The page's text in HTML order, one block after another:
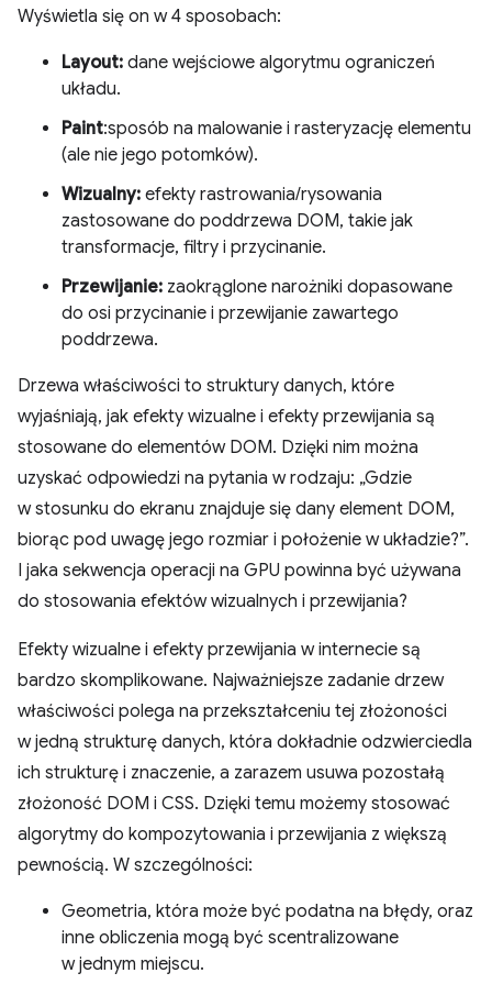
Wyświetla się on w 4 sposobach:
Layout: dane wejściowe algorytmu ograniczeń
układu.
Paint:sposób na malowanie i rasteryzację elementu
(ale nie jego potomków).
Wizualny: efekty rastrowania/rysowania
zastosowane do poddrzewa DOM, takie jak
transformacje, filtry i przycinanie.
Przewijanie: zaokrąglone narożniki dopasowane
do osi przycinanie i przewijanie zawartego
poddrzewa.
Drzewa właściwości to struktury danych, które
wyjaśniają, jak efekty wizualne i efekty przewijania są
stosowane do elementów DOM. Dzięki nim można
uzyskać odpowiedzi na pytania w rodzaju: „Gdzie
w stosunku do ekranu znajduje się dany element DOM,
biorąc pod uwagę jego rozmiar i położenie w układzie?”.
I jaka sekwencja operacji na GPU powinna być używana
do stosowania efektów wizualnych i przewijania?
Efekty wizualne i efekty przewijania w internecie są
bardzo skomplikowane. Najważniejsze zadanie drzew
właściwości polega na przekształceniu tej złożoności
w jedną strukturę danych, która dokładnie odzwierciedla
ich strukturę i znaczenie, a zarazem usuwa pozostałą
złożoność DOM i CSS. Dzięki temu możemy stosować
algorytmy do kompozytowania i przewijania z większą
pewnością. W szczególności:
Geometria, która może być podatna na błędy, oraz
inne obliczenia mogą być scentralizowane
w jednym miejscu.